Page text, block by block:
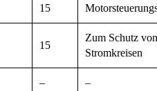
15
15
Zum Schutz
Stromkreisen
– –